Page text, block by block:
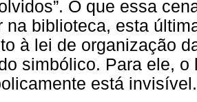
O que essa
na biblioteca, esta
à lei de organização
simbólico. Para ele,
está invisível.